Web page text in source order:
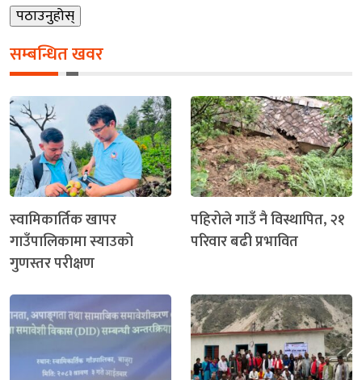
सम्बन्धित खवर
स्वामिकार्तिक खापर
गाउँपालिकामा स्याउको
गुणस्तर परीक्षण
पहिरोले गाउँ नै विस्थापित, २१
परिवार बढी प्रभावित